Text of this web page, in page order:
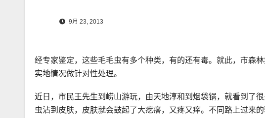
9月 23, 2013
经专家鉴定，这些毛毛虫有多个种类，有的还有毒。就此，市森
实地情况做针对性处理。
近日，市民王先生到崂山游玩，由天地淳和到烟袋锅，就看到了
虫沾到皮肤，皮肤就会鼓起了大疙瘩，又疼又痒。不同路上过来